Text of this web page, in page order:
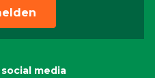
media